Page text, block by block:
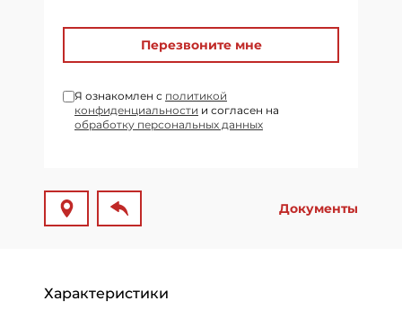
Перезвоните мне
Я ознакомлен с политикой
конфиденциальности и согласен на
обработку персональных данных
Документы
Характеристики